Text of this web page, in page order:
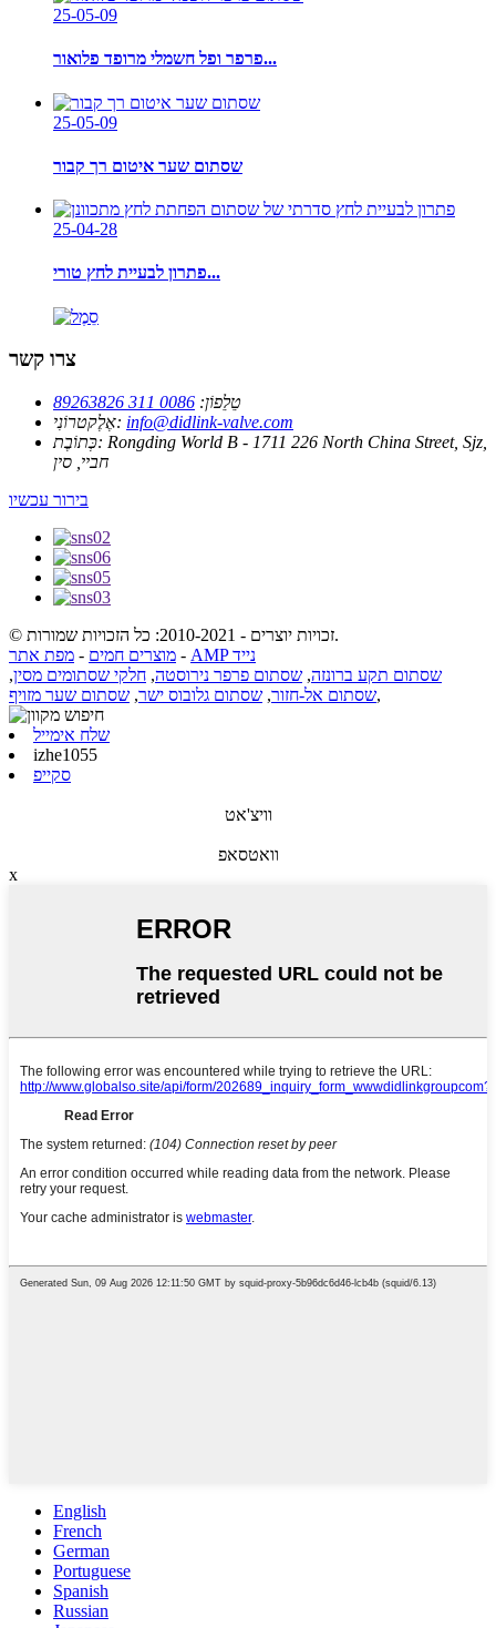
25-05-09
פרפר ופל חשמלי מרופד פלואור...
25-05-09
שסתום שער איטום רך קבור
25-04-28
פתרון לבעיית לחץ טורי...
צרו קשר
טֵלֵפוֹן: 0086 311 89263826
אֶלֶקטרוֹנִי: info@didlink-valve.com
כְּתוֹבֶת: Rongding World B - 1711 226 North China Street, Sjz,
חביי, סין
בירור עכשיו
© זכויות יוצרים - 2010-2021: כל הזכויות שמורות.
מוצרים חמים - מפת אתר -
AMP נייד
שסתום תקע ברונזה, שסתום פרפר נירוסטה, חלקי שסתומים מסין,
שסתום אל-חזור, שסתום גלובוס ישר, שסתום שער מזויף ,
שלח אימייל
izhe1055
סקייפ
וויצ'אט
וואטסאפ
x
English
French
German
Portuguese
Spanish
Russian